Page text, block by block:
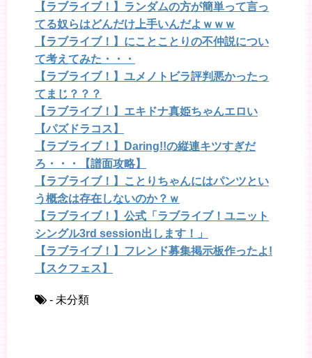
【ラブライブ！】ランダムの方が簡単って言っ
てる奴らはどんだけ上手いんだよｗｗｗ
【ラブライブ！】にことことりの不仲説につい
て考えてみた・・・
【ラブライブ！】ユメノトビラ評判悪かったっ
てまじ？？？
【ラブライブ！】エキドナ真姫ちゃんエロい
【パズドラコス】
【ラブライブ！】Daring!!の縦連キツすぎだ
ろ・・・【譜面攻略】
【ラブライブ！】ことりちゃんにはパンツとい
う概念は存在しないのか？ｗ
【ラブライブ！】公式「ラブライブ！ユニット
シングル3rd session出します！」
【ラブライブ！】フレンド募集掲示板作ったよ!
【スクフェス】
- 未分類